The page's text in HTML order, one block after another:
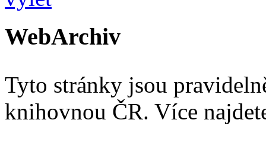
WebArchiv
Tyto stránky jsou
knihovnou ČR. Více